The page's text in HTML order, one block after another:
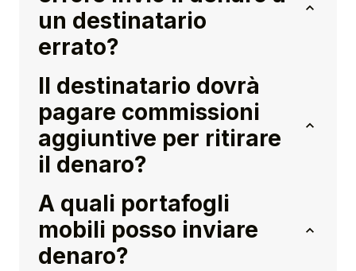
un destinatario
errato?
Il destinatario dovrà
pagare commissioni
aggiuntive per ritirare
il denaro?
A quali portafogli
mobili posso inviare
denaro?